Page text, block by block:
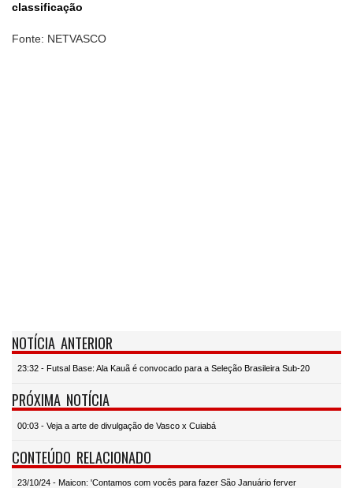
classificação
Fonte: NETVASCO
NOTÍCIA ANTERIOR
23:32 - Futsal Base: Ala Kauã é convocado para a Seleção Brasileira Sub-20
PRÓXIMA NOTÍCIA
00:03 - Veja a arte de divulgação de Vasco x Cuiabá
CONTEÚDO RELACIONADO
23/10/24 - Maicon: 'Contamos com vocês para fazer São Januário ferver